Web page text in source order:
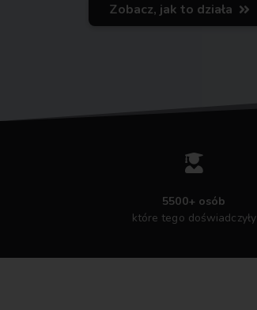
Zobacz, jak to działa
5500+ osób
które tego doświadczyły